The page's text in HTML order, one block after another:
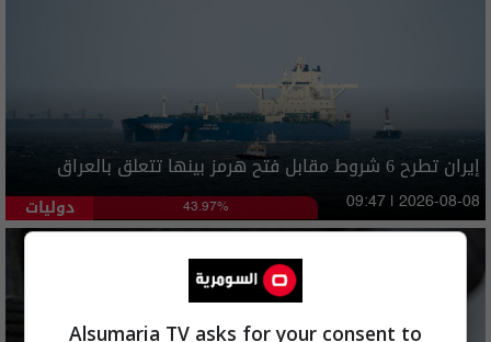
إيران تطرح 6 شروط مقابل فتح هرمز بينها تتعلق بالعراق
دوليات 43.97% 09:47 | 2026-08-08
Alsumaria TV asks for your consent to